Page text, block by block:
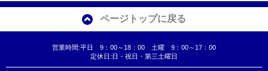
ページトップに戻る
営業時間:平日 9：00～18：00 土曜 9：00～17：00
定休日:日・祝日・第三土曜日